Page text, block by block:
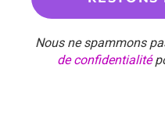
Nous ne spammons
de confidentialité